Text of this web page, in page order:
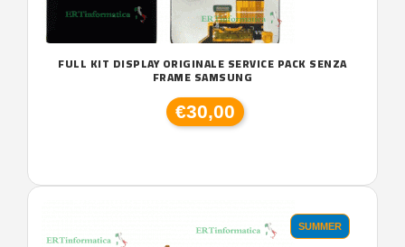
FULL KIT DISPLAY ORIGINALE SERVICE PACK SENZA
FRAME SAMSUNG
€30,00
SUMMER